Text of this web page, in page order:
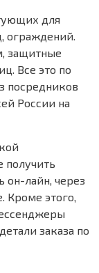
для
ограждений.
защитные
Все это по
посредников
России на
он-лайн, через
Кроме этого,
заказа по